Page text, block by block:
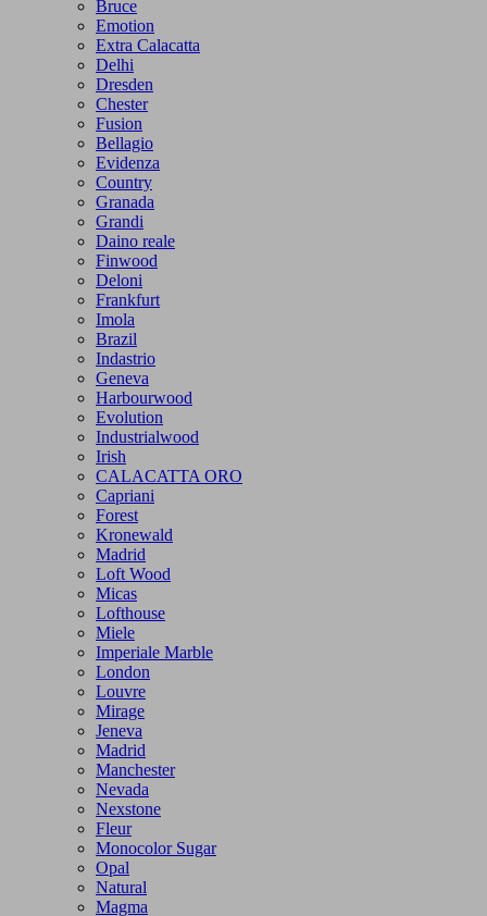
Bruce
Emotion
Extra Calacatta
Delhi
Dresden
Chester
Fusion
Bellagio
Evidenza
Country
Granada
Grandi
Daino reale
Finwood
Deloni
Frankfurt
Imola
Brazil
Indastrio
Geneva
Harbourwood
Evolution
Industrialwood
Irish
CALACATTA ORO
Capriani
Forest
Kronewald
Madrid
Loft Wood
Micas
Lofthouse
Miele
Imperiale Marble
London
Louvre
Mirage
Jeneva
Madrid
Manchester
Nevada
Nexstone
Fleur
Monocolor Sugar
Opal
Natural
Magma